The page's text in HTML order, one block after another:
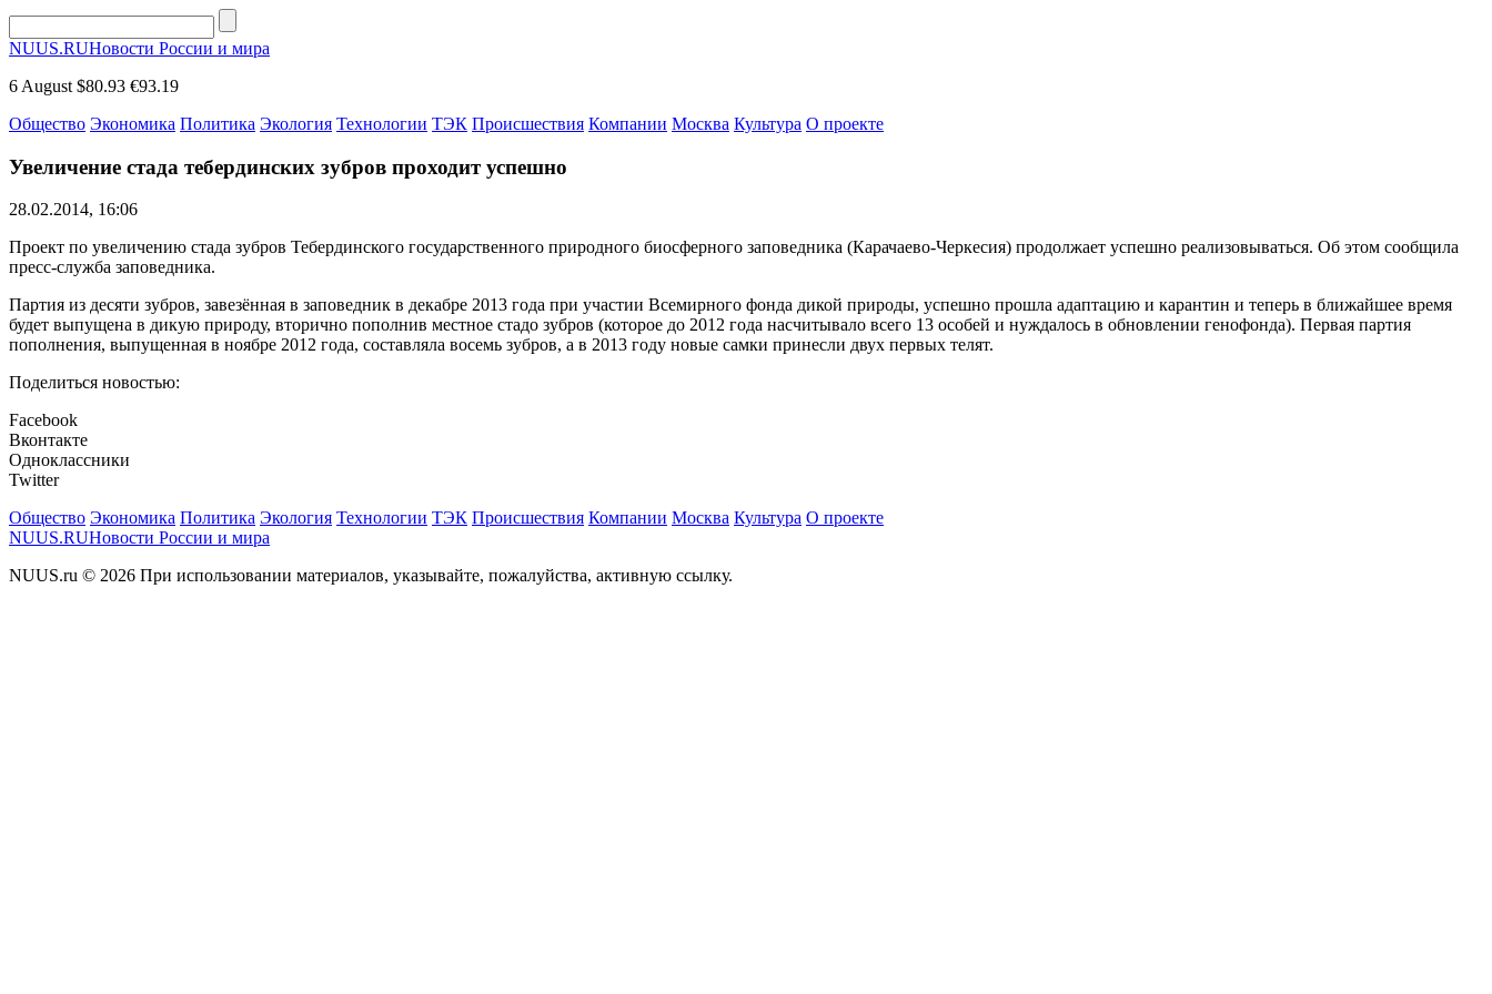
NUUS.RUНовости России и мира
6 August $80.93 €93.19
Общество Экономика Политика Экология Технологии ТЭК Происшествия Компании Москва Культура О проекте
Увеличение стада тебердинских зубров проходит успешно
28.02.2014, 16:06
Проект по увеличению стада зубров Тебердинского государственного природного биосферного заповедника (Карачаево-Черкесия) продолжает успешно реализовываться. Об этом сообщила
пресс-служба заповедника.
Партия из десяти зубров, завезённая в заповедник в декабре 2013 года при участии Всемирного фонда дикой природы, успешно прошла адаптацию и карантин и теперь в ближайшее время
будет выпущена в дикую природу, вторично пополнив местное стадо зубров (которое до 2012 года насчитывало всего 13 особей и нуждалось в обновлении генофонда). Первая партия
пополнения, выпущенная в ноябре 2012 года, составляла восемь зубров, а в 2013 году новые самки принесли двух первых телят.
Поделиться новостью:
Facebook
Вконтакте
Одноклассники
Twitter
Общество Экономика Политика Экология Технологии ТЭК Происшествия Компании Москва Культура О проекте
NUUS.RUНовости России и мира
NUUS.ru © 2026 При использовании материалов, указывайте, пожалуйства, активную ссылку.